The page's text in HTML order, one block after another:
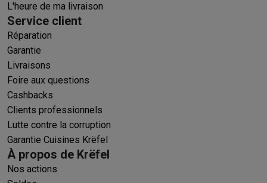
L'heure de ma livraison
Service client
Réparation
Garantie
Livraisons
Foire aux questions
Cashbacks
Clients professionnels
Lutte contre la corruption
Garantie Cuisines Krëfel
À propos de Krëfel
Nos actions